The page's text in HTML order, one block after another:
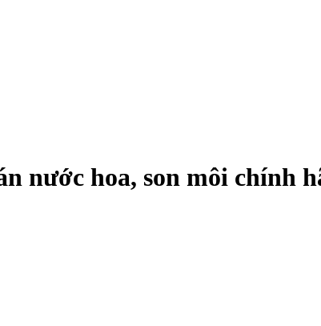
nước hoa, son môi chính